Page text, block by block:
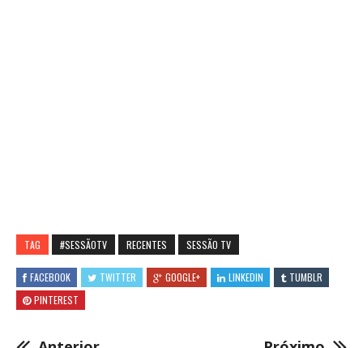
TAG #SESSÃOTV RECENTES SESSÃO TV
FACEBOOK TWITTER GOOGLE+ LINKEDIN
TUMBLR
PINTEREST